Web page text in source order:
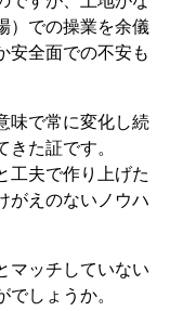
）での操業を余儀
安全面での不安も
味で常に変化し続
た証です。
工夫で作り上げた
がえのないノウハ
マッチしていない
しょうか。